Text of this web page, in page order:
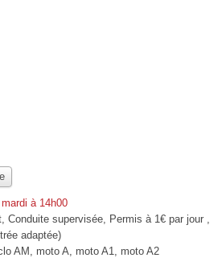
à 14h00
, Conduite supervisée, Permis à 1€ par jour ,
adaptée)
AM, moto A, moto A1, moto A2